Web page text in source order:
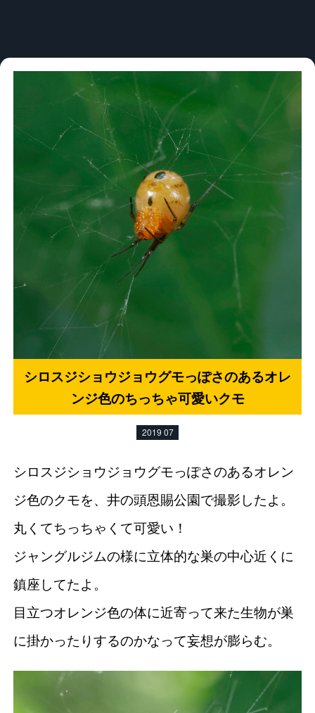
シロスジショウジョウグモっぽさのあるオレ
ンジ色のちっちゃ可愛いクモ
2019 07
シロスジショウジョウグモっぽさのあるオレン
ジ色のクモを、井の頭恩賜公園で撮影したよ。
丸くてちっちゃくて可愛い！
ジャングルジムの様に立体的な巣の中心近くに
鎮座してたよ。
目立つオレンジ色の体に近寄って来た生物が巣
に掛かったりするのかなって妄想が膨らむ。